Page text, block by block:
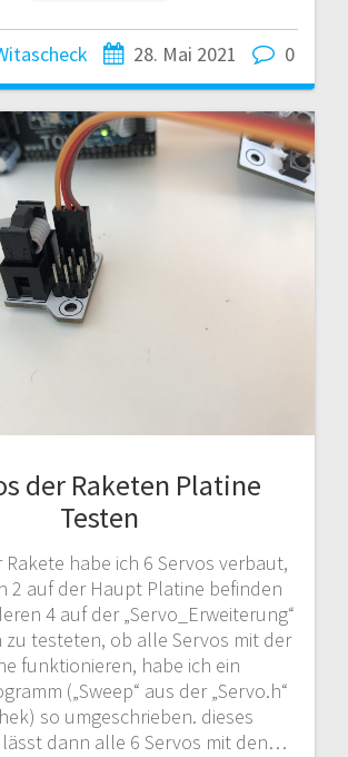
28. Mai 2021 0
der Raketen Platine
Testen
Rakete habe ich 6 Servos verbaut,
2 auf der Haupt Platine befinden
4 auf der „Servo_Erweiterung“
zu testeten, ob alle Servos mit der
funktionieren, habe ich ein
(„Sweep“ aus der „Servo.h“
so umgeschrieben. dieses
lässt dann alle 6 Servos mit den…